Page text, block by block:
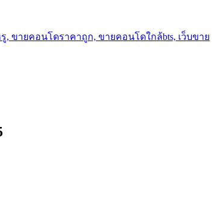
ขายคอนโดราคาถูก, ขายคอนโดใกล้bts, เว็บขาย